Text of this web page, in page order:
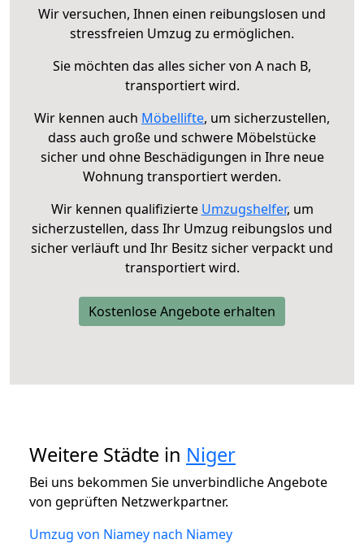
Wir versuchen, Ihnen einen reibungslosen und
stressfreien Umzug zu ermöglichen.
Sie möchten das alles sicher von A nach B,
transportiert wird.
Wir kennen auch Möbellifte, um sicherzustellen,
dass auch große und schwere Möbelstücke
sicher und ohne Beschädigungen in Ihre neue
Wohnung transportiert werden.
Wir kennen qualifizierte Umzugshelfer, um
sicherzustellen, dass Ihr Umzug reibungslos und
sicher verläuft und Ihr Besitz sicher verpackt und
transportiert wird.
Kostenlose Angebote erhalten
Weitere Städte in Niger
Bei uns bekommen Sie unverbindliche Angebote
von geprüften Netzwerkpartner.
Umzug von Niamey nach Niamey